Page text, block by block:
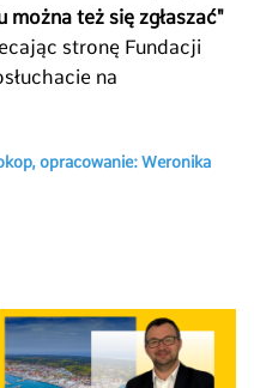
można też się zgłaszać"
stronę Fundacji
na
opracowanie: Weronika